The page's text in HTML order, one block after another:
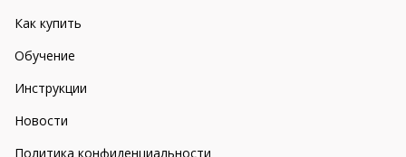
Как купить
Обучение
Инструкции
Новости
Политика конфиденциальности